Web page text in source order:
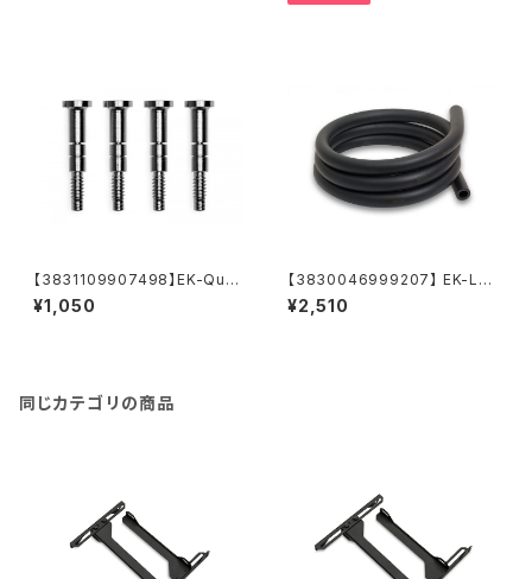
【3831109907498】EK-Quan
tum Velocity² Mounting Sc
rew AM5 - Nickel (4pcs)
¥1,050
【3830046999207】 EK-Lo
op ZMT Soft Tube 10/16m
m 1m Black
¥2,510
同じカテゴリの商品